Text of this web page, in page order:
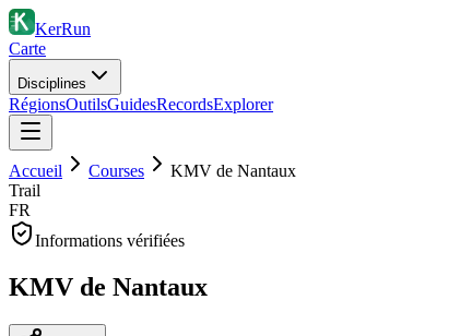
KerRun
Carte
Disciplines
RégionsOutilsGuidesRecordsExplorer
Accueil Courses
KMV de Nantaux
Trail
FR
Informations vérifiées
KMV de Nantaux